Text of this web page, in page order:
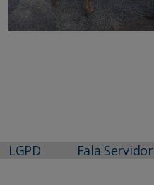
LGPD Fala Servidor